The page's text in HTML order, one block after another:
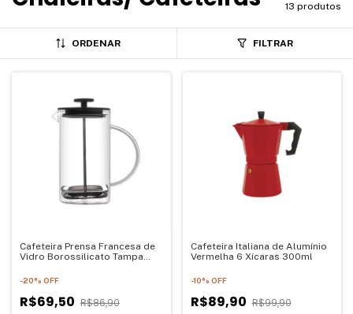
13 produtos
ORDENAR FILTRAR
Cafeteira Prensa Francesa de
Vidro Borossilicato Tampa
-20% OFF
R$69,50 R$86,90
Cafeteira Italiana de Alumínio
Vermelha 6 Xícaras 300ml
-10% OFF
R$89,90 R$99,90